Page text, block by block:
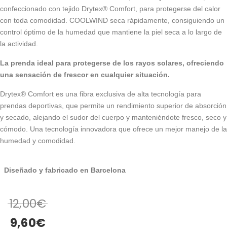
confeccionado con tejido Drytex® Comfort, para protegerse del calor
con toda comodidad. COOLWIND seca rápidamente, consiguiendo un
control óptimo de la humedad que mantiene la piel seca a lo largo de
la actividad.
La prenda ideal para protegerse de los rayos solares, ofreciendo
una sensación de frescor en cualquier situación.
Drytex® Comfort es una fibra exclusiva de alta tecnología para
prendas deportivas, que permite un rendimiento superior de absorción
y secado, alejando el sudor del cuerpo y manteniéndote fresco, seco y
cómodo. Una tecnología innovadora que ofrece un mejor manejo de la
humedad y comodidad.
Diseñado y fabricado en Barcelona
12,00€
9,60€